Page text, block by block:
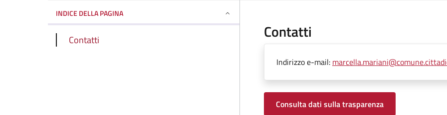
INDICE DELLA PAGINA
Contatti Contatti
Indirizzo e-mail:
Consulta dati sulla trasparenza